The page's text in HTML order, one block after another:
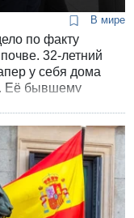
В мире
по факту
32-летний
у себя дома
Её бывшему